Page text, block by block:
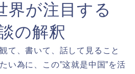
界が注目する
の解釈
て、書いて、話して見ること
い為に、この”这就是中国”を活